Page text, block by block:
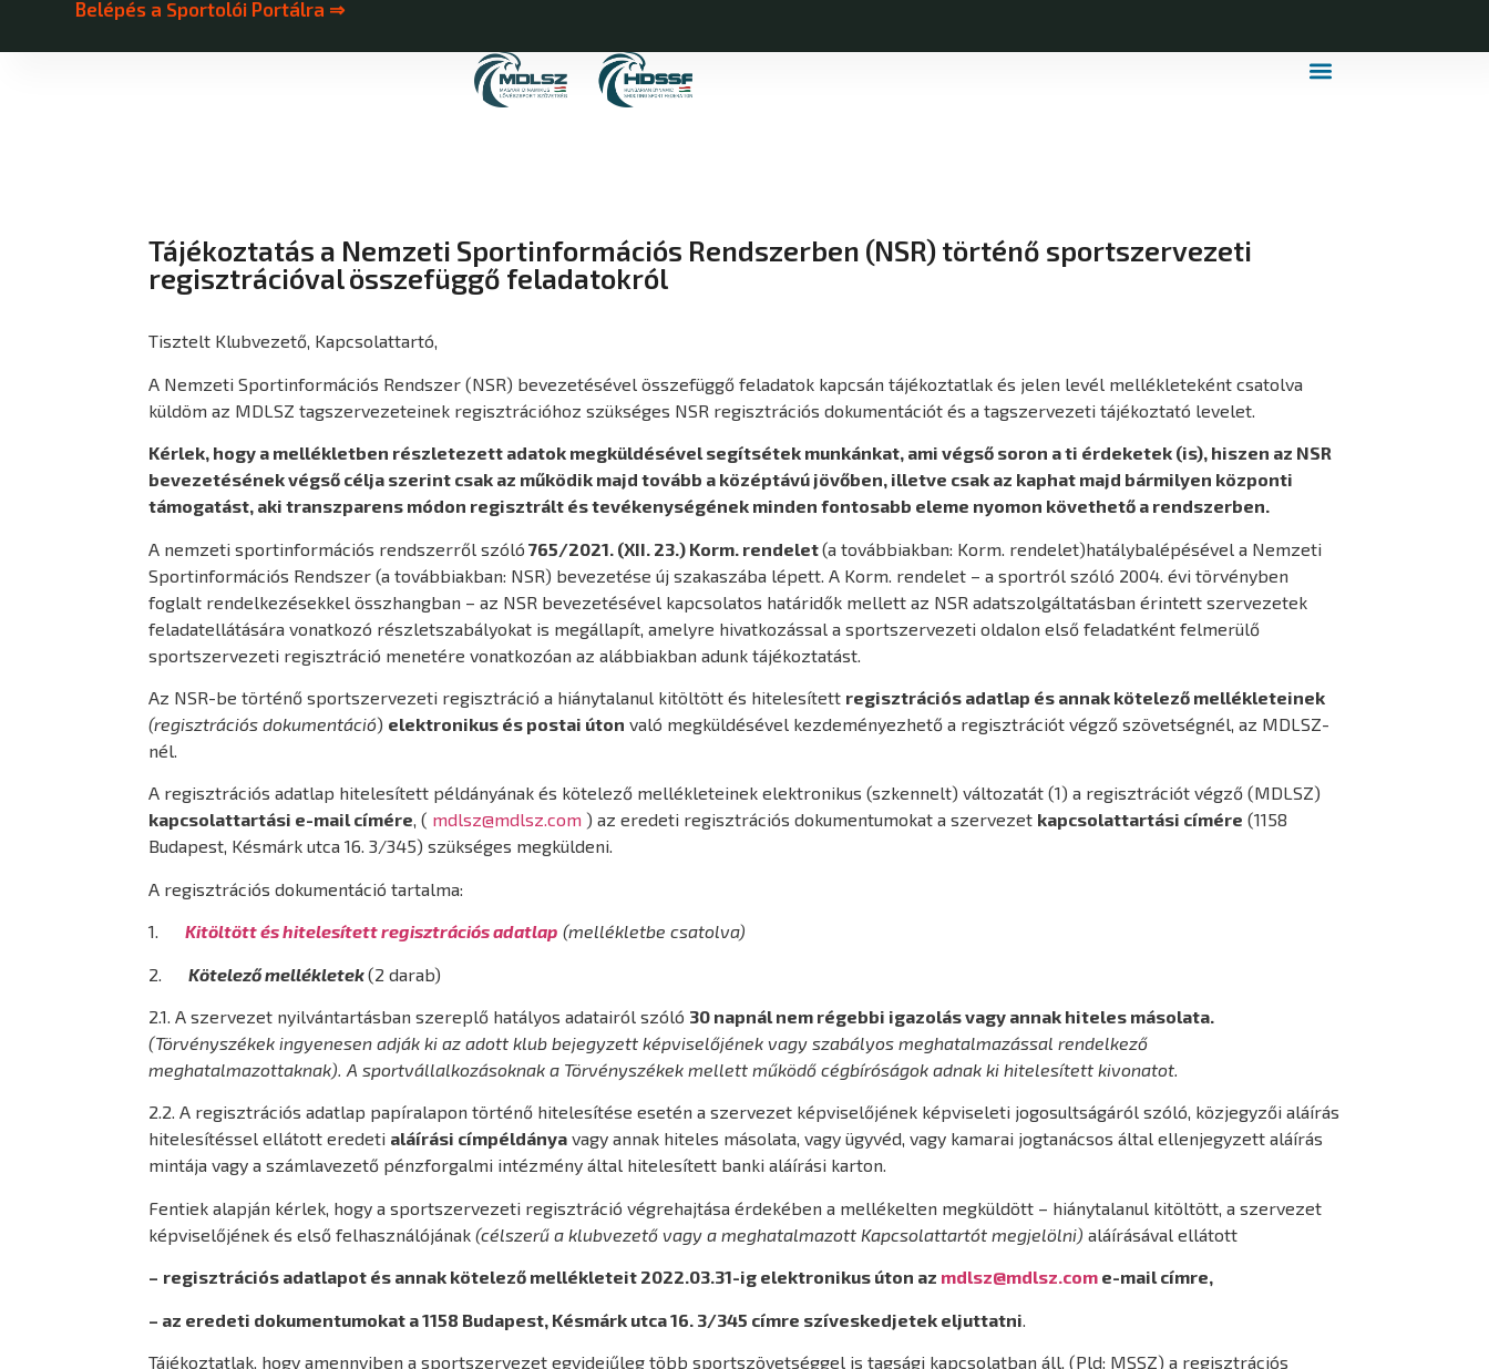
Belépés a Sportolói Portálra ⇒
Tájékoztatás a Nemzeti Sportinformációs Rendszerben (NSR) történő sportszervezeti
regisztrációval összefüggő feladatokról
Tisztelt Klubvezető, Kapcsolattartó,
A Nemzeti Sportinformációs Rendszer (NSR) bevezetésével összefüggő feladatok kapcsán tájékoztatlak és jelen levél mellékleteként csatolva
küldöm az MDLSZ tagszervezeteinek regisztrációhoz szükséges NSR regisztrációs dokumentációt és a tagszervezeti tájékoztató levelet.
Kérlek, hogy a mellékletben részletezett adatok megküldésével segítsétek munkánkat, ami végső soron a ti érdeketek (is), hiszen az NSR
bevezetésének végső célja szerint csak az működik majd tovább a középtávú jövőben, illetve csak az kaphat majd bármilyen központi
támogatást, aki transzparens módon regisztrált és tevékenységének minden fontosabb eleme nyomon követhető a rendszerben.
A nemzeti sportinformációs rendszerről szóló 765/2021. (XII. 23.) Korm. rendelet(a továbbiakban: Korm. rendelet)hatálybalépésével a Nemzeti
Sportinformációs Rendszer (a továbbiakban: NSR) bevezetése új szakaszába lépett. A Korm. rendelet – a sportról szóló 2004. évi törvényben
foglalt rendelkezésekkel összhangban – az NSR bevezetésével kapcsolatos határidők mellett az NSR adatszolgáltatásban érintett szervezetek
feladatellátására vonatkozó részletszabályokat is megállapít, amelyre hivatkozással a sportszervezeti oldalon első feladatként felmerülő
sportszervezeti regisztráció menetére vonatkozóan az alábbiakban adunk tájékoztatást.
Az NSR-be történő sportszervezeti regisztráció a hiánytalanul kitöltött és hitelesített regisztrációs adatlap és annak kötelező mellékleteinek
(regisztrációs dokumentáció) elektronikus és postai úton való megküldésével kezdeményezhető a regisztrációt végző szövetségnél, az MDLSZ-
nél.
A regisztrációs adatlap hitelesített példányának és kötelező mellékleteinek elektronikus (szkennelt) változatát (1) a regisztrációt végző (MDLSZ)
kapcsolattartási e-mail címére, ( mdlsz@mdlsz.com ) az eredeti regisztrációs dokumentumokat a szervezet kapcsolattartási címére (1158
Budapest, Késmárk utca 16. 3/345) szükséges megküldeni.
A regisztrációs dokumentáció tartalma:
1.Kitöltött és hitelesített regisztrációs adatlap (mellékletbe csatolva)
2.Kötelező mellékletek(2 darab)
2.1. A szervezet nyilvántartásban szereplő hatályos adatairól szóló 30 napnál nem régebbi igazolás vagy annak hiteles másolata.
(Törvényszékek ingyenesen adják ki az adott klub bejegyzett képviselőjének vagy szabályos meghatalmazással rendelkező
meghatalmazottaknak). A sportvállalkozásoknak a Törvényszékek mellett működő cégbíróságok adnak ki hitelesített kivonatot.
2.2. A regisztrációs adatlap papíralapon történő hitelesítése esetén a szervezet képviselőjének képviseleti jogosultságáról szóló, közjegyzői aláírás
hitelesítéssel ellátott eredeti aláírási címpéldánya vagy annak hiteles másolata, vagy ügyvéd, vagy kamarai jogtanácsos által ellenjegyzett aláírás
mintája vagy a számlavezető pénzforgalmi intézmény által hitelesített banki aláírási karton.
Fentiek alapján kérlek, hogy a sportszervezeti regisztráció végrehajtása érdekében a mellékelten megküldött – hiánytalanul kitöltött, a szervezet
képviselőjének és első felhasználójának(célszerű a klubvezető vagy a meghatalmazott Kapcsolattartót megjelölni) aláírásával ellátott
– regisztrációs adatlapot és annak kötelező mellékleteit 2022.03.31-ig elektronikus úton az mdlsz@mdlsz.com e-mail címre,
– az eredeti dokumentumokat a 1158 Budapest, Késmárk utca 16. 3/345 címre szíveskedjetek eljuttatni
Tájékoztatlak, hogy amennyiben a sportszervezet egyidejűleg több sportszövetséggel is tagsági kapcsolatban áll, (Pld: MSSZ) a regisztrációs